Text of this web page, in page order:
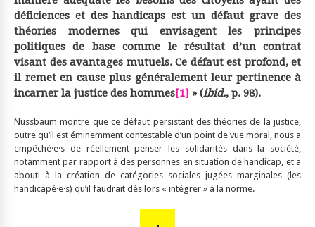
déficiences et des handicaps est un défaut grave des
théories modernes qui envisagent les principes
politiques de base comme le résultat d’un contrat
visant des avantages mutuels. Ce défaut est profond, et
il remet en cause plus généralement leur pertinence à
incarner la justice des hommes[1] » (ibid., p. 98).
Nussbaum montre que ce défaut persistant des théories de la justice,
outre qu’il est éminemment contestable d’un point de vue moral, nous a
empêché·e·s de réellement penser les solidarités dans la société,
notamment par rapport à des personnes en situation de handicap, et a
abouti à la création de catégories sociales jugées marginales (les
handicapé·e·s) qu’il faudrait dès lors « intégrer » à la norme.